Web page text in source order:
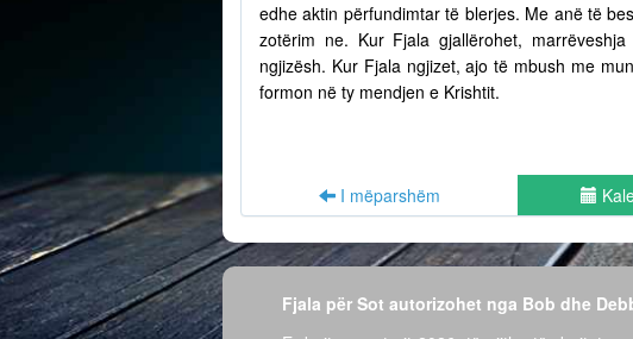
edhe aktin përfundimtar të blerjes. Me anë të
zotërim ne. Kur Fjala gjallërohet,
ngjizësh. Kur Fjala ngjizet, ajo të mbush me
formon në ty mendjen e Krishtit.
I mëparshëm
Fjala për Sot autorizohet nga Bob dhe